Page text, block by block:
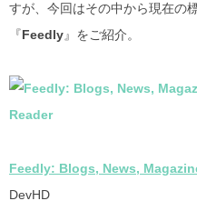
すが、今回はその中から現在の
『Feedly』をご紹介。
Feedly: Blogs, News,
DevHD